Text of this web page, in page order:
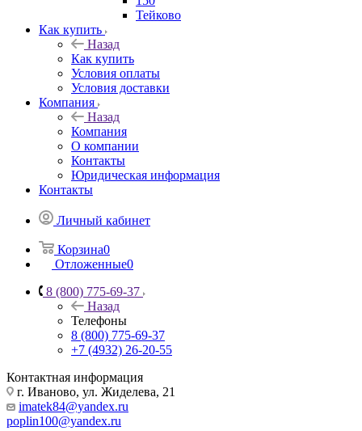
Тейково
Как купить
Назад
Как купить
Условия оплаты
Условия доставки
Компания
Назад
Компания
О компании
Контакты
Юридическая информация
Контакты
Личный кабинет
Корзина0
Отложенные0
8 (800) 775-69-37
Назад
Телефоны
8 (800) 775-69-37
+7 (4932) 26-20-55
Контактная информация
г. Иваново, ул. Жиделева, 21
imatek84@yandex.ru
poplin100@yandex.ru